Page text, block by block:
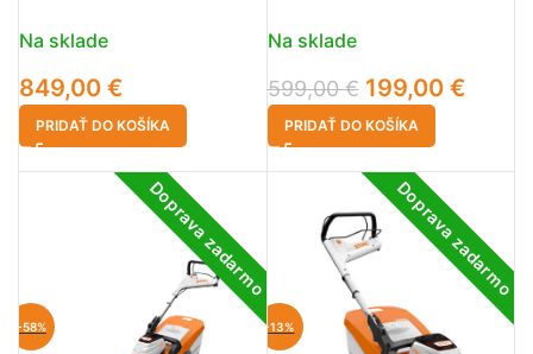
Na sklade
849,00 €
PRIDAŤ DO KOŠÍKA
Na sklade
599,00€ 199,00 €
PRIDAŤ DO KOŠÍKA
Doprava zadarmo
-58%
Doprava zadarmo
-13%